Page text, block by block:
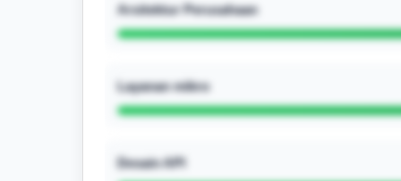
Arsitektur Perusahaan
Layanan mikro
Desain API